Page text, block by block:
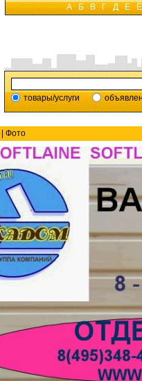
А Б В Г Д Е Ё
товары/услуги
| Фото